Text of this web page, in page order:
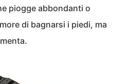
piogge abbondanti o
di bagnarsi i piedi, ma